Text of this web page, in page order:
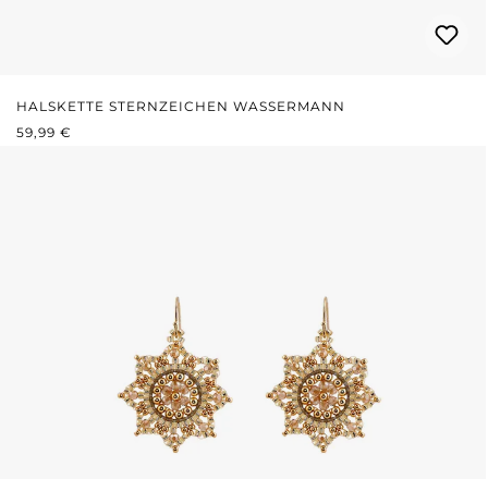
HALSKETTE STERNZEICHEN WASSERMANN
REGULÄRER PREIS:
59,99 €